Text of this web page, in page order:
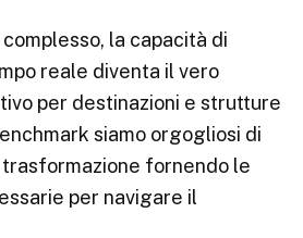
la capacità di
reale diventa il vero
per destinazioni e strutture
siamo orgogliosi di
fornendo le
per navigare il